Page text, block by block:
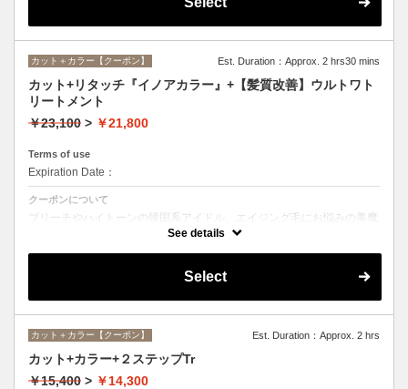
カット＋カラー【クーポン】 Est. Duration：Approx. 2 hrs30 mins
カット+リタッチ『イノアカラー』+【髪質改善】ウルトワト
リートメント
￥23,100 > ￥21,800
Terms of use
Expiration Date：
クーポンについて
ブリーチやハイトーンの韓国系アイドル、エイジング毛にお悩みの美魔
女も夢中！全ての世代、髪質、メニューに対応できる髪質改善トリート
See details
Select
カット＋カラー【クーポン】 Est. Duration：Approx. 2 hrs
カット+カラー+２ステップTr
￥15,400 > ￥14,300